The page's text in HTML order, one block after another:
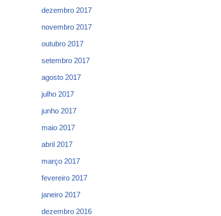
dezembro 2017
novembro 2017
outubro 2017
setembro 2017
agosto 2017
julho 2017
junho 2017
maio 2017
abril 2017
março 2017
fevereiro 2017
janeiro 2017
dezembro 2016